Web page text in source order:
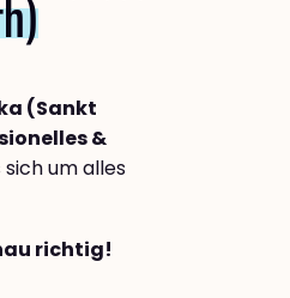
(Sankt
&
sich um alles
richtig!